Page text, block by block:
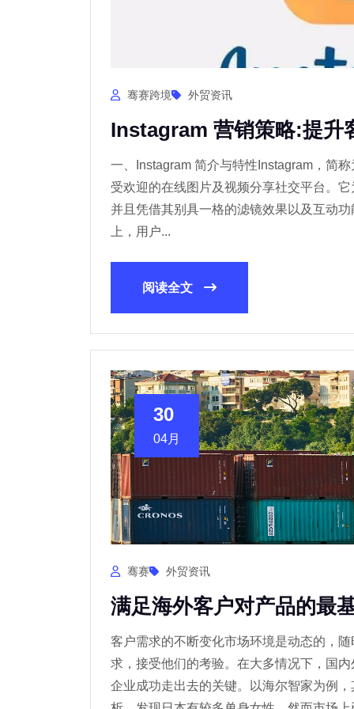
骞赛跨境 外贸资讯
Instagram 营销策略:提升
一、Instagram 简介与特性Instagram，简称
受欢迎的在线图片及视频分享社交平台。
并且凭借其别具一格的滤镜效果以及互动
上，用户...
阅读全文
30
04月
骞赛 外贸资讯
满足海外客户对产品的最
客户需求的不断变化市场环境是动态的，
求，接受他们的考验。在大多情况下，国
企业成功走出去的关键。以海尔智家为例